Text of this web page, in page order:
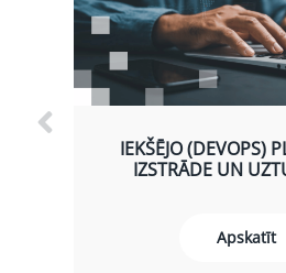
IEKŠĒJO (DEVOPS)
IZSTRĀDE UN
Apskatīt